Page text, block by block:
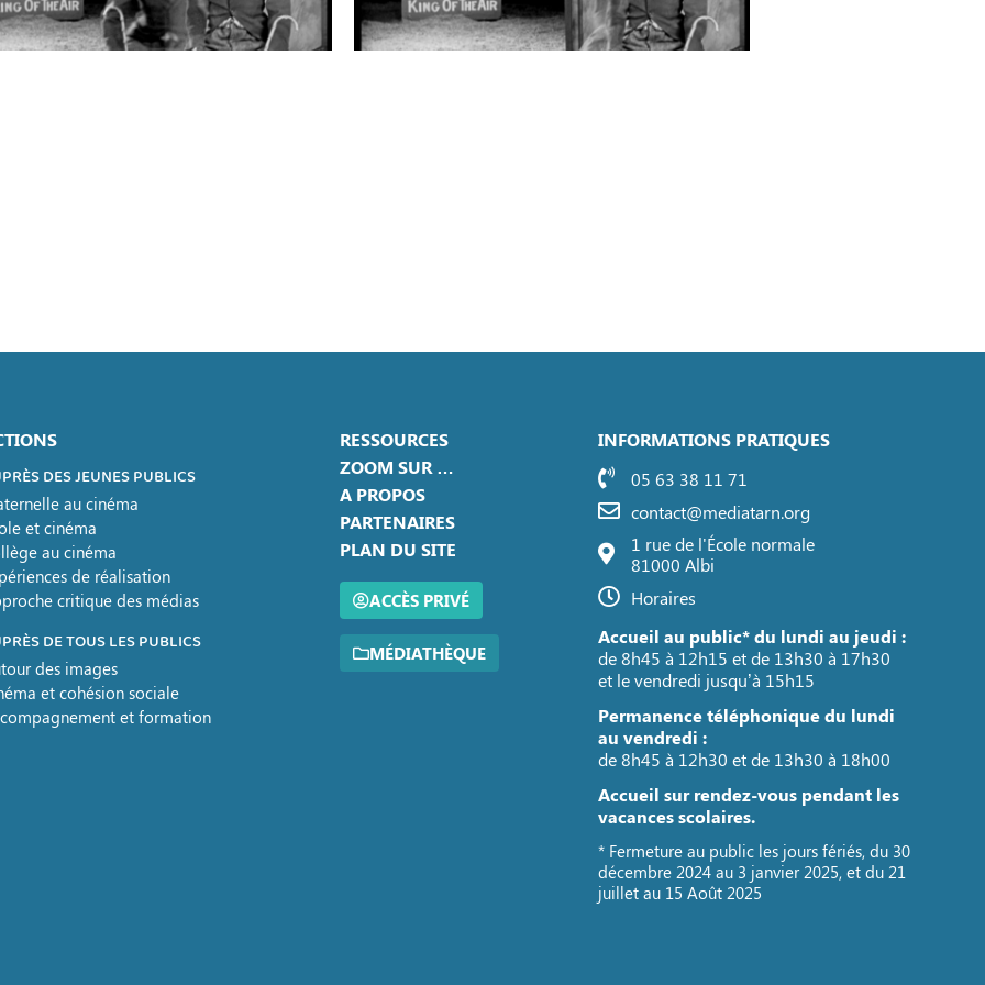
DES JEUNES PUBLICS
au cinéma
et cinéma
au cinéma
de réalisation
critique des médias
DE TOUS LES PUBLICS
des images
et cohésion sociale
et formation
RESSOURCES
ZOOM SUR …
A PROPOS
PARTENAIRES
PLAN DU SITE
ACCÈS PRIVÉ
MÉDIATHÈQUE
INFORMATIONS PRATIQUES
05 63 38 11 71
contact@mediatarn.org
1 rue de l'École normale
81000 Albi
Horaires
Accueil au public* du lundi au jeudi :
de 8h45 à 12h15 et de 13h30 à 17h30
et le vendredi jusqu’à 15h15
Permanence téléphonique du lundi
au vendredi :
de 8h45 à 12h30 et de 13h30 à 18h00
Accueil sur rendez-vous pendant les
vacances scolaires.
* Fermeture au public les jours fériés, du 30
décembre 2024 au 3 janvier 2025, et du 21
juillet au 15 Août 2025